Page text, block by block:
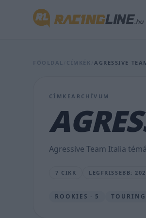
FŐOLDAL CÍMKÉK /AGRESSIVE
CÍMKEARCHÍVUM
Agressive Team Italia
7 CIKK LEGFRISSEBB:
ROOKIES · 5 TOURING
zárt
a
Italy-
25
éven
aluli
versenyzők